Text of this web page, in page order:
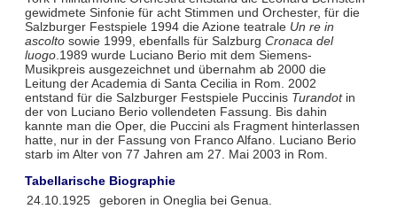
gewidmete Sinfonie für acht Stimmen und Orchester, für die
Salzburger Festspiele 1994 die Azione teatrale Un re in
ascolto sowie 1999, ebenfalls für Salzburg Cronaca del
luogo.1989 wurde Luciano Berio mit dem Siemens-
Musikpreis ausgezeichnet und übernahm ab 2000 die
Leitung der Academia di Santa Cecilia in Rom. 2002
entstand für die Salzburger Festspiele Puccinis Turandotin
der von Luciano Berio vollendeten Fassung. Bis dahin
kannte man die Oper, die Puccini als Fragment hinterlassen
hatte, nur in der Fassung von Franco Alfano. Luciano Berio
starb im Alter von 77 Jahren am 27. Mai 2003 in Rom.
Tabellarische Biographie
24.10.1925
geboren in Oneglia bei Genua.